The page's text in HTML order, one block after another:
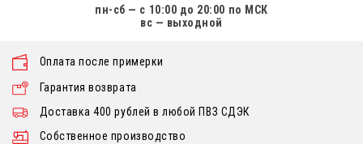
пн-сб — с 10:00 до 20:00 по МСК
вс — выходной
Собственное производство
Оплата после примерки
Гарантия возврата
Доставка 400 рублей в любой ПВЗ СДЭК